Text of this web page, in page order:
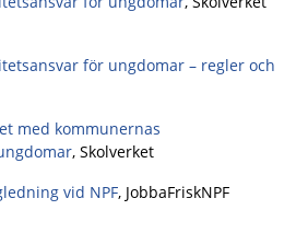
för ungdomar – regler och
med kommunernas
, Skolverket
vid NPF, JobbaFriskNPF